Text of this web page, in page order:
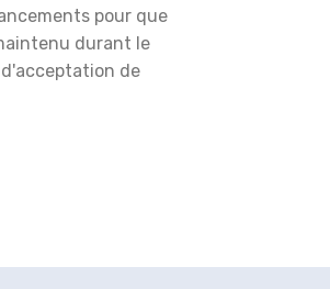
pour que
durant le
de